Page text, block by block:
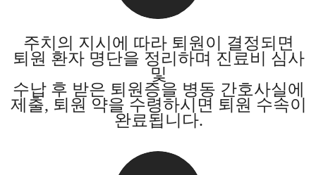
주치의 지시에 따라 퇴원이 결정되면
퇴원 환자 명단을 정리하며 진료비 심사
및
수납 후 받은 퇴원증을 병동 간호사실에
제출, 퇴원 약을 수령하시면 퇴원 수속이
완료됩니다.